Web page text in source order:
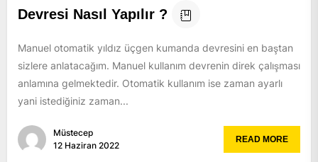
Devresi Nasıl Yapılır ?
Manuel otomatik yıldız üçgen kumanda devresini en baştan
sizlere anlatacağım. Manuel kullanım devrenin direk çalışması
anlamına gelmektedir. Otomatik kullanım ise zaman ayarlı
yani istediğiniz zaman...
Müstecep
12 Haziran 2022
READ MORE